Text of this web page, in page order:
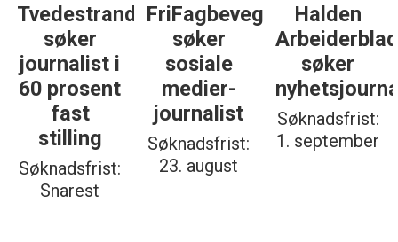
Tvedestrandsposten
søker
journalist i
60 prosent
fast
stilling
Søknadsfrist:
Snarest
FriFagbevegelse
søker
sosiale
medier-
journalist
Søknadsfrist:
23. august
Halden
Arbeiderblad
søker
Søknadsfrist:
1. september